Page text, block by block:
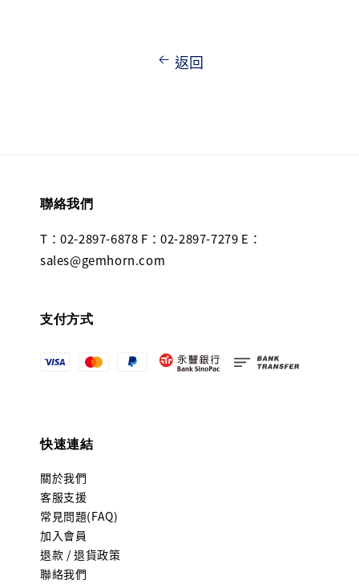
返回
聯絡我們
T：02-2897-6878 F：02-2897-7279 E：
sales@gemhorn.com
支付方式
快速連結
關於我們
客服支援
常見問題(FAQ)
加入會員
退款 / 退貨政策
聯絡我們